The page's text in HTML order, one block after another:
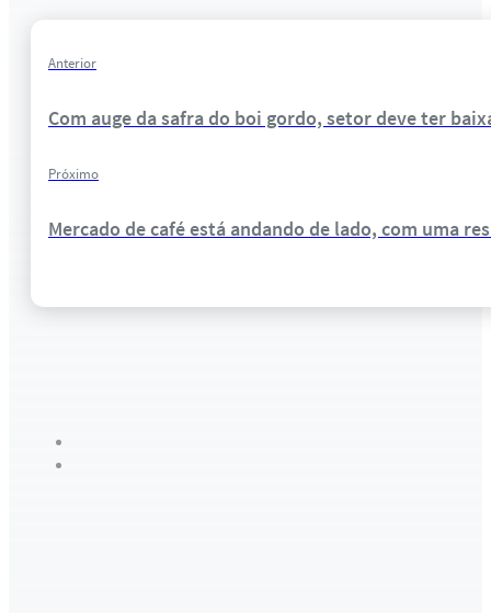
Anterior
Com auge da safra do boi gordo, setor deve ter
Próximo
Mercado de café está andando de lado, com uma